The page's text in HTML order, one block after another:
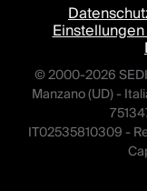
© 2000-2026
Manzano (UD) -
IT02535810309 -